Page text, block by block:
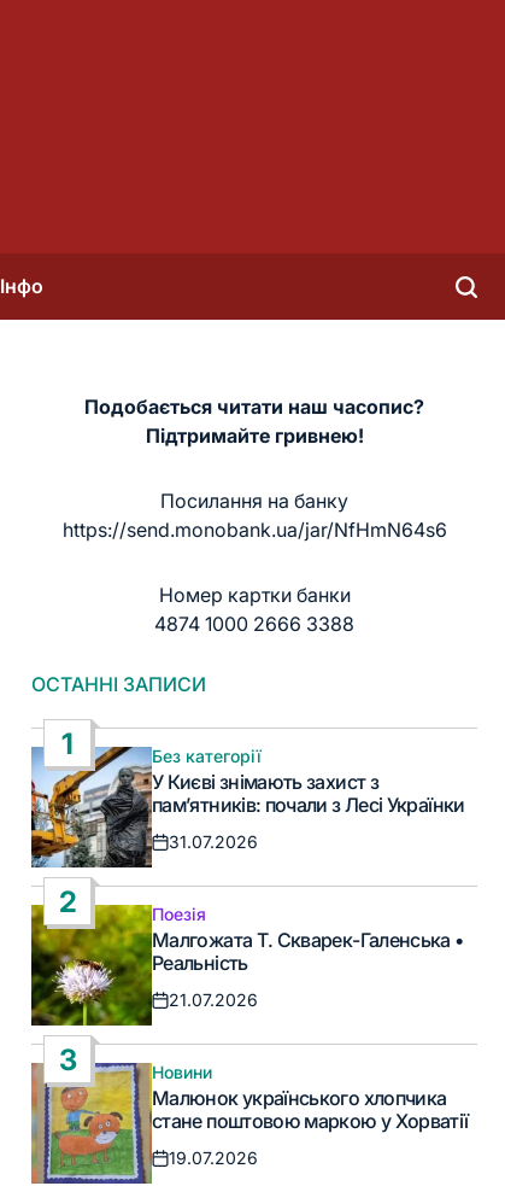
Інфо
Подобається читати наш часопис?
Підтримайте гривнею!
Посилання на банку
https://send.monobank.ua/jar/NfHmN64s6
Номер картки банки
4874 1000 2666 3388
ОСТАННІ ЗАПИСИ
1
Опублікувати
у
Без категорії
У Києві знімають захист з
пам’ятників: почали з Лесі Українки
Дата
31.07.2026
2
Опублікувати
у
Поезія
Малгожата Т. Скварек-Галенська •
Реальність
Дата
21.07.2026
3
Опублікувати
у
Новини
Малюнок українського хлопчика
стане поштовою маркою у Хорватії
Дата
19.07.2026